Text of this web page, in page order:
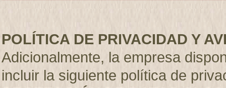
POLÍTICA DE PRIVACIDAD Y
Adicionalmente, la empresa
incluir la siguiente política de